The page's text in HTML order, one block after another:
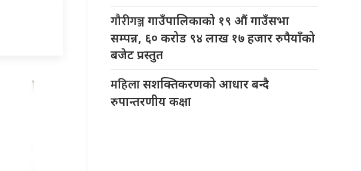
गौरीगञ्जगाउँपालिकाको १९ औं गाउँसभा
सम्पन्न, ६० करोड ९४ लाख १७ हजार रुपैयाँको
बजेट प्रस्तुत
महिलासशक्तिकरणको आधार बन्दै
रुपान्तरणीय कक्षा